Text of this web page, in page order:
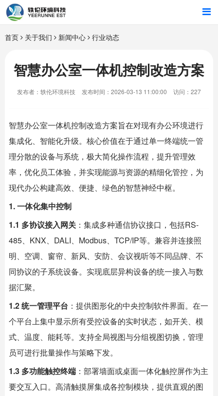
首页
行业解决方案
智能硬件
关于我们
首页 关于我们 新闻中心 行业动态
智慧办公室一体机控制改造方案
发布者：轶伦环境科技 发布时间：2026-03-13 11:00:00 访问：227
智慧办公室一体机控制改造方案旨在对现有办公环境进行
集成化、智能化升级。核心价值在于通过单一终端统一管
理分散的设备与系统，极大简化操作流程，提升管理效
率，优化员工体验，并实现能源与资源的精细化管控，为
现代办公构建高效、便捷、绿色的智慧神经中枢。
1. 一体化集中控制
1.1 多协议接入网关 ：集成多种通信协议接口，包括RS-
485、KNX、DALI、Modbus、TCP/IP等。兼容并连接照
明、空调、窗帘、新风、安防、会议视听等不同品牌、不
同协议的子系统设备。实现底层异构设备的统一接入与数
据汇聚。
1.2 统一管理平台 ：提供图形化的中央控制软件界面。在一
个平台上集中显示所有受控设备的实时状态，如开关、模
式、温度、能耗等。支持全局视图与分组视图切换，管理
员可进行批量操作与策略下发。
1.3 多功能触控终端 ：部署墙面或桌面一体化触控屏作为主
要交互入口。高清触摸屏集成各控制模块，提供直观的图